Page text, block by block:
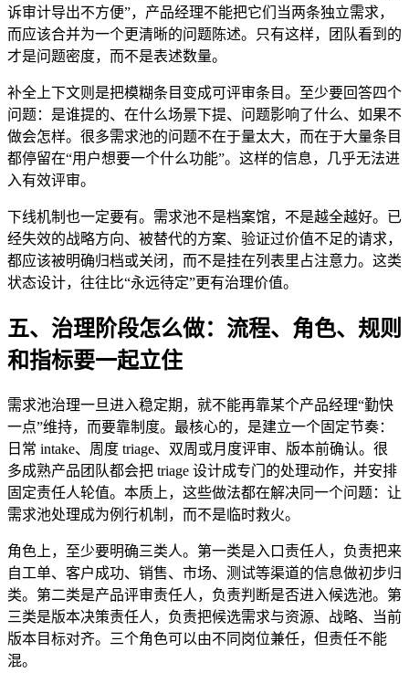
诉审计导出不方便”，产品经理不能把它们当两条独立需求，
而应该合并为一个更清晰的问题陈述。只有这样，团队看到的
才是问题密度，而不是表述数量。
补全上下文则是把模糊条目变成可评审条目。至少要回答四个
问题：是谁提的、在什么场景下提、问题影响了什么、如果不
做会怎样。很多需求池的问题不在于量太大，而在于大量条目
都停留在“用户想要一个什么功能”。这样的信息，几乎无法进
入有效评审。
下线机制也一定要有。需求池不是档案馆，不是越全越好。已
经失效的战略方向、被替代的方案、验证过价值不足的请求，
都应该被明确归档或关闭，而不是挂在列表里占注意力。这类
状态设计，往往比“永远待定”更有治理价值。
五、治理阶段怎么做：流程、角色、规则
和指标要一起立住
需求池治理一旦进入稳定期，就不能再靠某个产品经理“勤快
一点”维持，而要靠制度。最核心的，是建立一个固定节奏：
日常 intake、周度 triage、双周或月度评审、版本前确认。很
多成熟产品团队都会把 triage 设计成专门的处理动作，并安排
固定责任人轮值。本质上，这些做法都在解决同一个问题：让
需求池处理成为例行机制，而不是临时救火。
角色上，至少要明确三类人。第一类是入口责任人，负责把来
自工单、客户成功、销售、市场、测试等渠道的信息做初步归
类。第二类是产品评审责任人，负责判断是否进入候选池。第
三类是版本决策责任人，负责把候选需求与资源、战略、当前
版本目标对齐。三个角色可以由不同岗位兼任，但责任不能
混。